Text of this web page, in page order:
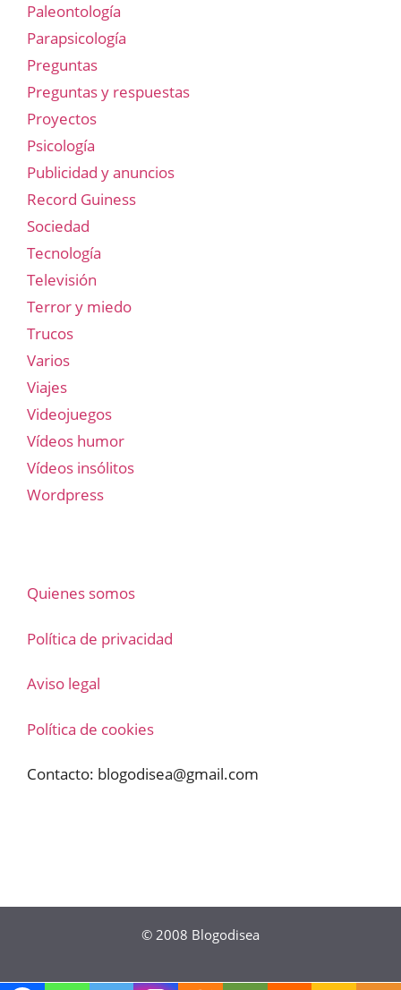
Paleontología
Parapsicología
Preguntas
Preguntas y respuestas
Proyectos
Psicología
Publicidad y anuncios
Record Guiness
Sociedad
Tecnología
Televisión
Terror y miedo
Trucos
Varios
Viajes
Videojuegos
Vídeos humor
Vídeos insólitos
Wordpress
Quienes somos
Política de privacidad
Aviso legal
Política de cookies
Contacto: blogodisea@gmail.com
© 2008 Blogodisea